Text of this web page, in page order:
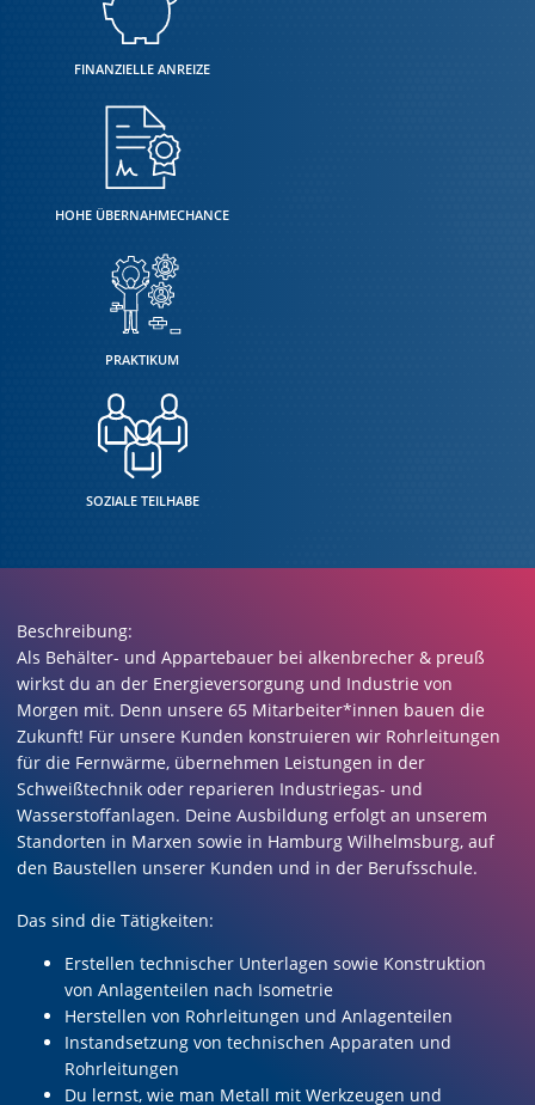
FINANZIELLE ANREIZE
HOHE ÜBERNAHMECHANCE
PRAKTIKUM
SOZIALE TEILHABE
Beschreibung:
Als Behälter- und Appartebauer bei alkenbrecher & preuß
wirkst du an der Energieversorgung und Industrie von
Morgen mit. Denn unsere 65 Mitarbeiter*innen bauen die
Zukunft! Für unsere Kunden konstruieren wir Rohrleitungen
für die Fernwärme, übernehmen Leistungen in der
Schweißtechnik oder reparieren Industriegas- und
Wasserstoffanlagen. Deine Ausbildung erfolgt an unserem
Standorten in Marxen sowie in Hamburg Wilhelmsburg, auf
den Baustellen unserer Kunden und in der Berufsschule.
Das sind die Tätigkeiten:
Erstellen technischer Unterlagen sowie Konstruktion
von Anlagenteilen nach Isometrie
Herstellen von Rohrleitungen und Anlagenteilen
Instandsetzung von technischen Apparaten und
Rohrleitungen
Du lernst, wie man Metall mit Werkzeugen und